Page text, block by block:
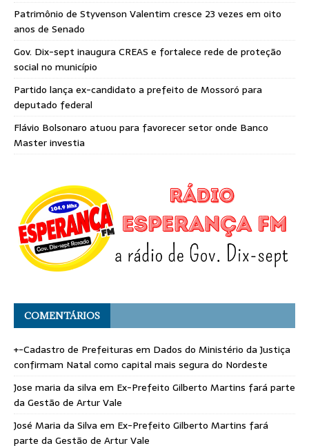
Patrimônio de Styvenson Valentim cresce 23 vezes em oito
anos de Senado
Gov. Dix-sept inaugura CREAS e fortalece rede de proteção
social no município
Partido lança ex-candidato a prefeito de Mossoró para
deputado federal
Flávio Bolsonaro atuou para favorecer setor onde Banco
Master investia
COMENTÁRIOS
+-Cadastro de Prefeituras em Dados do Ministério da Justiça
confirmam Natal como capital mais segura do Nordeste
Jose maria da silva em Ex-Prefeito Gilberto Martins fará parte
da Gestão de Artur Vale
José Maria da Silva em Ex-Prefeito Gilberto Martins fará
parte da Gestão de Artur Vale